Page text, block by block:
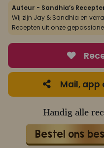
Auteur - Sandhia’s
Wij zijn Jay & Sandhia en
Recepten uit onze
Mail, app
Handig alle
Bestel ons